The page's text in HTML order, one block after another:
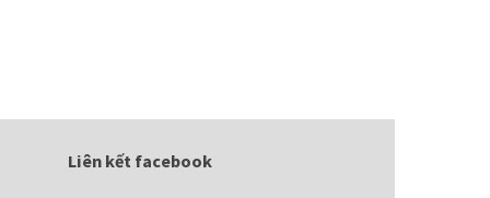
Liên kết facebook